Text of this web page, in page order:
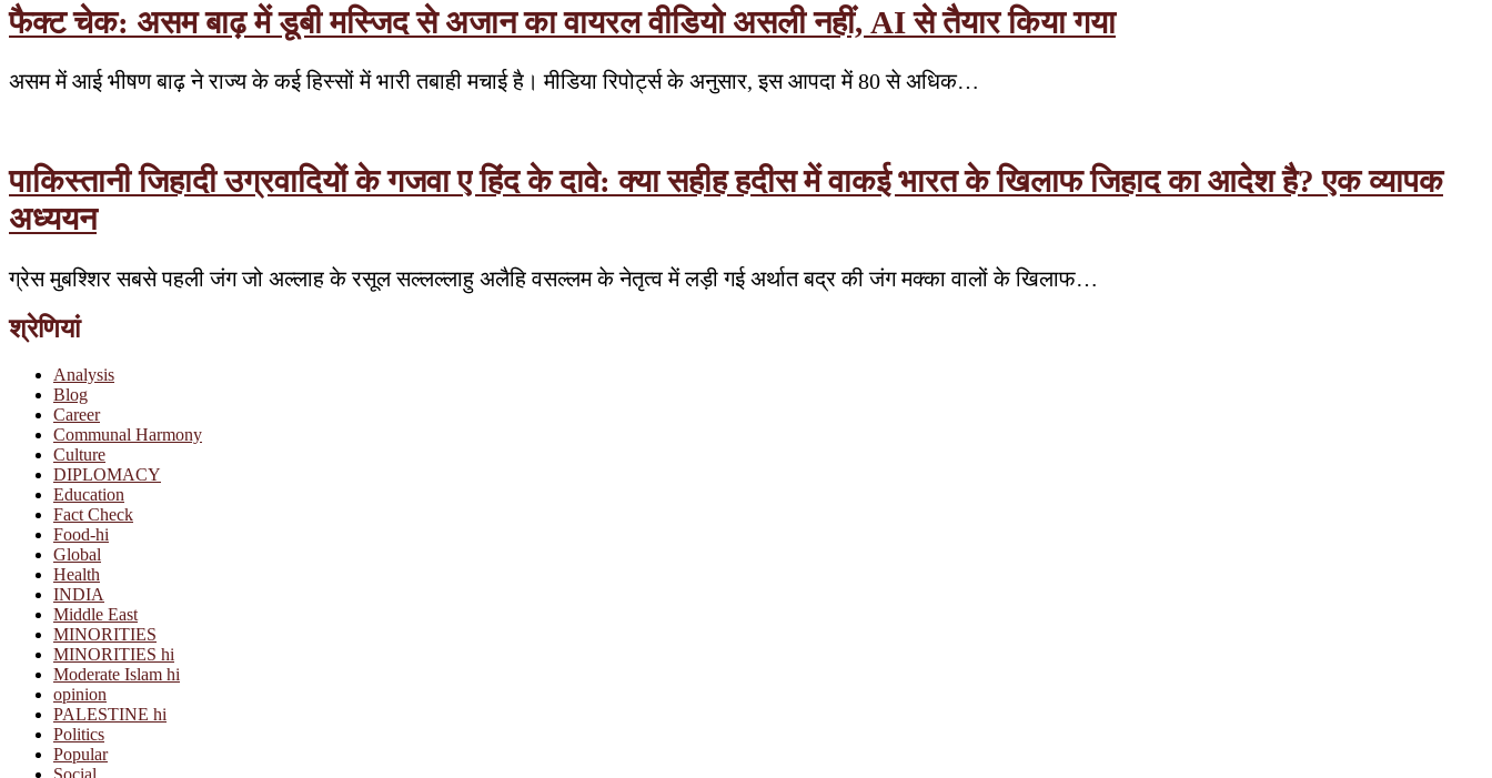
फैक्ट चेक: असम बाढ़ में डूबी मस्जिद से अजान का वायरल वीडियो असली नहीं, AI से तैयार किया गया
असम में आई भीषण बाढ़ ने राज्य के कई हिस्सों में भारी तबाही मचाई है। मीडिया रिपोर्ट्स के अनुसार, इस आपदा में 80 से अधिक…
पाकिस्तानी जिहादी उग्रवादियों के गजवा ए हिंद के दावे: क्या सहीह हदीस में वाकई भारत के खिलाफ जिहाद का आदेश है? एक व्यापक
अध्ययन
ग्रेस मुबश्शिर सबसे पहली जंग जो अल्लाह के रसूल सल्लल्लाहु अलैहि वसल्लम के नेतृत्व में लड़ी गई अर्थात बद्र की जंग मक्का वालों के खिलाफ…
श्रेणियां
Analysis
Blog
Career
Communal Harmony
Culture
DIPLOMACY
Education
Fact Check
Food-hi
Global
Health
INDIA
Middle East
MINORITIES
MINORITIES hi
Moderate Islam hi
opinion
PALESTINE hi
Politics
Popular